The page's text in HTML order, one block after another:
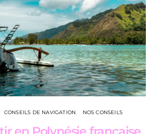
CONSEILS DE NAVIGATION NOS CONSEILS
en Polynésie française